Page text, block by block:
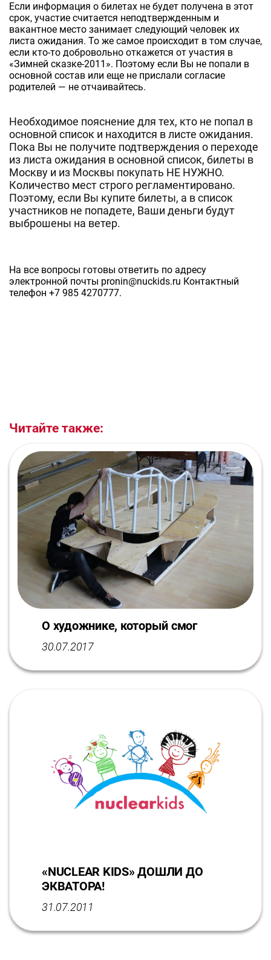
Если информация о билетах не будет получена в этот
срок, участие считается неподтвержденным и
вакантное место занимает следующий человек их
листа ожидания. То же самое происходит в том случае,
если кто-то добровольно откажется от участия в
«Зимней сказке-2011». Поэтому если Вы не попали в
основной состав или еще не прислали согласие
родителей — не отчаивайтесь.
Необходимое пояснение для тех, кто не попал в
основной список и находится в листе ожидания.
Пока Вы не получите подтверждения о переходе
из листа ожидания в основной список, билеты в
Москву и из Москвы покупать НЕ НУЖНО.
Количество мест строго регламентировано.
Поэтому, если Вы купите билеты, а в список
участников не попадете, Ваши деньги будут
выброшены на ветер.
На все вопросы готовы ответить по адресу
электронной почты pronin@nuckids.ru Контактный
телефон +7 985 4270777.
Читайте также:
О художнике, который смог
30.07.2017
«NUCLEAR KIDS» ДОШЛИ ДО
ЭКВАТОРА!
31.07.2011